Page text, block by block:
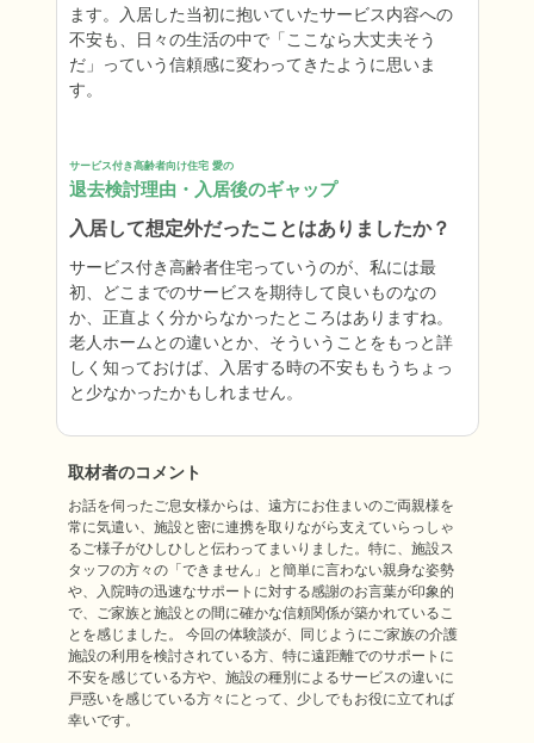
ます。入居した当初に抱いていたサービス内容への
不安も、日々の生活の中で「ここなら大丈夫そう
だ」っていう信頼感に変わってきたように思いま
す。
サービス付き高齢者向け住宅 愛の
退去検討理由・入居後のギャップ
入居して想定外だったことはありましたか？
サービス付き高齢者住宅っていうのが、私には最
初、どこまでのサービスを期待して良いものなの
か、正直よく分からなかったところはありますね。
老人ホームとの違いとか、そういうことをもっと詳
しく知っておけば、入居する時の不安ももうちょっ
と少なかったかもしれません。
取材者のコメント
お話を伺ったご息女様からは、遠方にお住まいのご両親様を
常に気遣い、施設と密に連携を取りながら支えていらっしゃ
るご様子がひしひしと伝わってまいりました。特に、施設ス
タッフの方々の「できません」と簡単に言わない親身な姿勢
や、入院時の迅速なサポートに対する感謝のお言葉が印象的
で、ご家族と施設との間に確かな信頼関係が築かれているこ
とを感じました。 今回の体験談が、同じようにご家族の介護
施設の利用を検討されている方、特に遠距離でのサポートに
不安を感じている方や、施設の種別によるサービスの違いに
戸惑いを感じている方々にとって、少しでもお役に立てれば
幸いです。